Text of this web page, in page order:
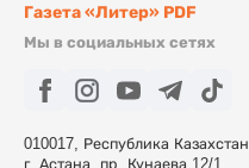
Газета «Литер» PDF
Мы в социальных сетях
010017, Республика Казахстан
г. Астана, пр. Кунаева 12/1